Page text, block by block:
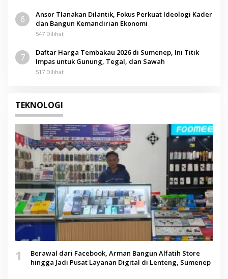
6
Ansor Tlanakan Dilantik, Fokus Perkuat Ideologi Kader
dan Bangun Kemandirian Ekonomi
547 Dilihat
7
Daftar Harga Tembakau 2026 di Sumenep, Ini Titik
Impas untuk Gunung, Tegal, dan Sawah
517 Dilihat
TEKNOLOGI
1
Berawal dari Facebook, Arman Bangun Alfatih Store
hingga Jadi Pusat Layanan Digital di Lenteng, Sumenep